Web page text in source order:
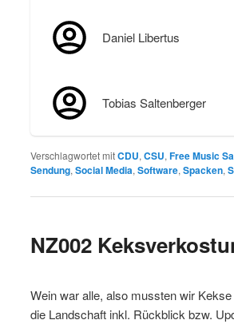
Daniel Libertus
Tobias Saltenberger
Verschlagwortet mitCDU, CSU, Free Music
Sendung, Social Media, Software, Spacken,
NZ002
Wein war alle, also mussten wir
die Landschaft inkl. Rückblick bzw.